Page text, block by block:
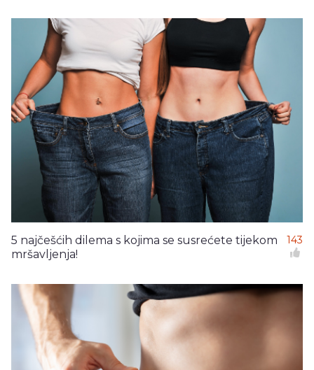
5 najčešćih dilema s kojima se susrećete tijekom
mršavljenja!
143